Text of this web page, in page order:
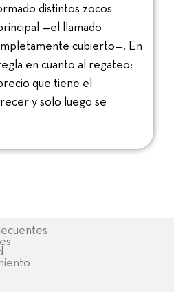
distintos zocos
—el llamado
cubierto—. En
en cuanto al regateo:
que tiene el
y solo luego se